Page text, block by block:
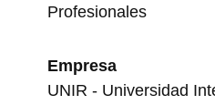
Profesionales
Empresa
UNIR - Universidad